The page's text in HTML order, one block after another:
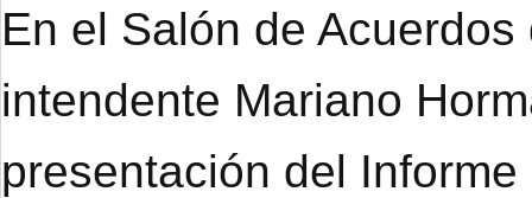
En el Salón de
intendente Mariano
presentación del